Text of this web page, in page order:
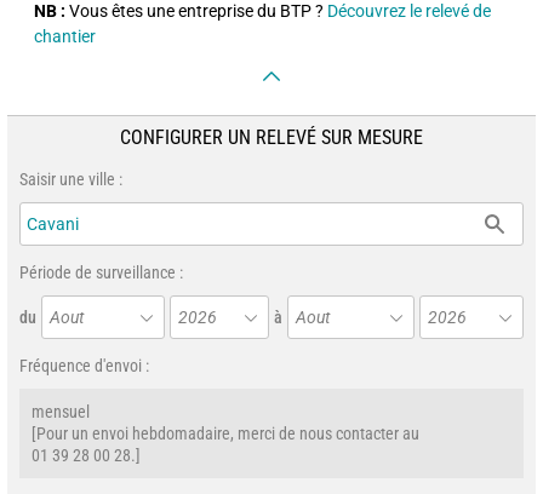
NB : Vous êtes une entreprise du BTP ? Découvrez le relevé de
chantier
CONFIGURER UN RELEVÉ SUR MESURE
Saisir une ville :
Période de surveillance :
du Aout 2026 à Aout 2026
Fréquence d'envoi :
mensuel
[Pour un envoi hebdomadaire, merci de nous contacter au
01 39 28 00 28.]